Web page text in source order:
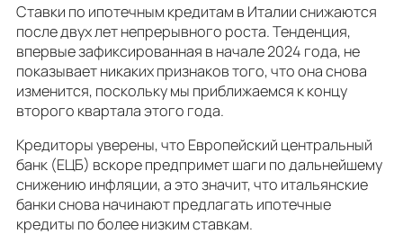
Ставки по ипотечным кредитам в Италии снижаются
после двух лет непрерывного роста. Тенденция,
впервые зафиксированная в начале 2024 года, не
показывает никаких признаков того, что она снова
изменится, поскольку мы приближаемся к концу
второго квартала этого года.
Кредиторы уверены, что Европейский центральный
банк (ЕЦБ) вскоре предпримет шаги по дальнейшему
снижению инфляции, а это значит, что итальянские
банки снова начинают предлагать ипотечные
кредиты по более низким ставкам.